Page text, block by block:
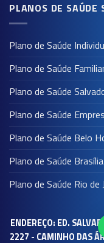
PLANOS DE SAÚDE
Plano de Saúde
Plano de Saúde
Plano de Saúde
Plano de Saúde
Plano de Saúde Belo
Plano de Saúde Brasília
Plano de Saúde Rio de
ENDEREÇO: ED.
2227 - CAMINHO DAS